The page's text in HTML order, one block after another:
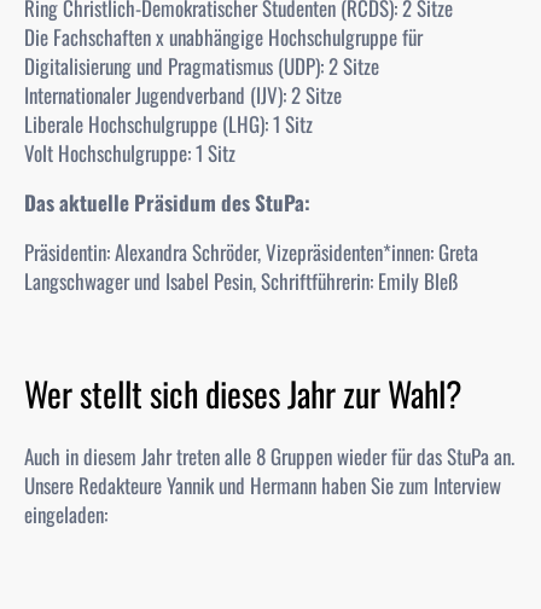
Ring Christlich-Demokratischer Studenten (RCDS): 2 Sitze
Die Fachschaften x unabhängige Hochschulgruppe für
Digitalisierung und Pragmatismus (UDP): 2 Sitze
Internationaler Jugendverband (IJV): 2 Sitze
Liberale Hochschulgruppe (LHG): 1 Sitz
Volt Hochschulgruppe: 1 Sitz
Das aktuelle Präsidum des StuPa:
Präsidentin: Alexandra Schröder, Vizepräsidenten*innen: Greta
Langschwager und Isabel Pesin, Schriftführerin: Emily Bleß
Wer stellt sich dieses Jahr zur Wahl?
Auch in diesem Jahr treten alle 8 Gruppen wieder für dasStuPa an.
Unsere Redakteure Yannik und Hermann haben Sie zum Interview
eingeladen: